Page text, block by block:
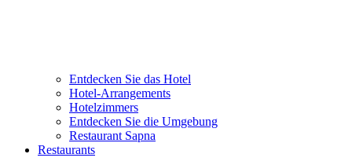
Entdecken Sie das Hotel
Hotel-Arrangements
Hotelzimmers
Entdecken Sie die Umgebung
Restaurant Sapna
Restaurants